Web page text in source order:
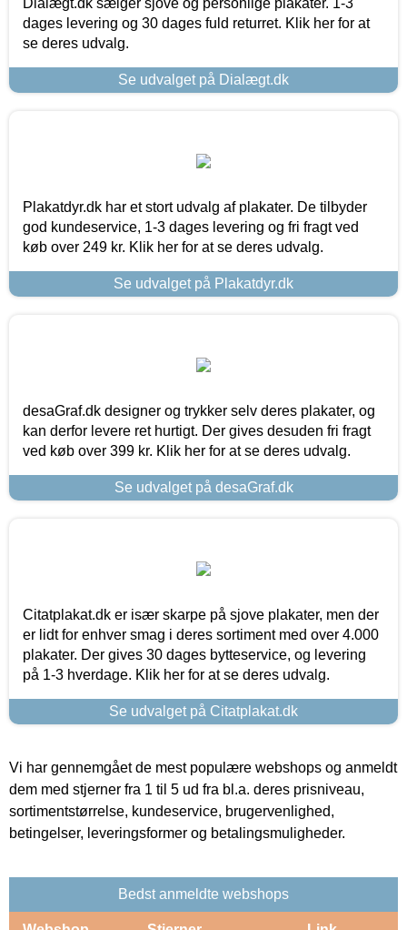
dages levering og 30 dages fuld returret. Klik her for at
se deres udvalg.
Se udvalget på Dialægt.dk
Plakatdyr.dk har et stort udvalg af plakater. De tilbyder
god kundeservice, 1-3 dages levering og fri fragt ved
køb over 249 kr. Klik her for at se deres udvalg.
Se udvalget på Plakatdyr.dk
desaGraf.dk designer og trykker selv deres plakater, og
kan derfor levere ret hurtigt. Der gives desuden fri fragt
ved køb over 399 kr. Klik her for at se deres udvalg.
Se udvalget på desaGraf.dk
Citatplakat.dk er især skarpe på sjove plakater, men der
er lidt for enhver smag i deres sortiment med over 4.000
plakater. Der gives 30 dages bytteservice, og levering
på 1-3 hverdage. Klik her for at se deres udvalg.
Se udvalget på Citatplakat.dk
Vi har gennemgået de mest populære webshops og anmeldt
dem med stjerner fra 1 til 5 ud fra bl.a. deres prisniveau,
sortimentstørrelse, kundeservice, brugervenlighed,
betingelser, leveringsformer og betalingsmuligheder.
Bedst anmeldte webshops